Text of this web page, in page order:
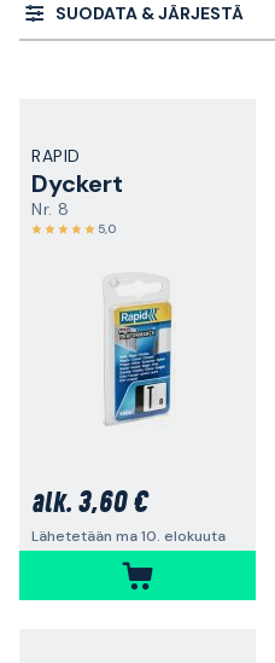
SUODATA & JÄRJESTÄ
RAPID
Dyckert
Nr. 8
5,0
alk. 3,60 €
Lähetetään ma 10. elokuuta